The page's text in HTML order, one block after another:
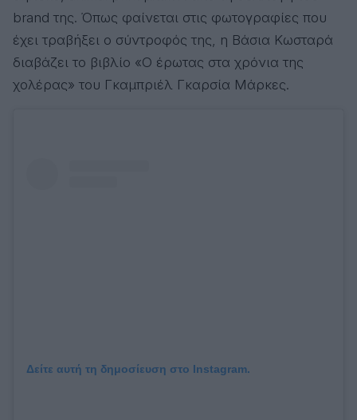
brand της. Όπως φαίνεται στις φωτογραφίες που
έχει τραβήξει ο σύντροφός της, η Βάσια Κωσταρά
διαβάζει το βιβλίο «Ο έρωτας στα χρόνια της
χολέρας» του Γκαμπριέλ Γκαρσία Μάρκες.
Δείτε αυτή τη δημοσίευση στο Instagram.